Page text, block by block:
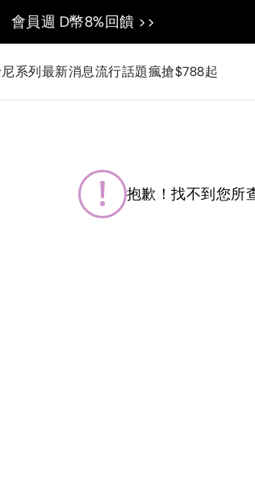
會員週 D幣8%回饋 >>
系列最新消息流行話題瘋搶$788起
抱歉！找不到您所